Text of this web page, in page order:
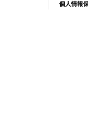
個人情報